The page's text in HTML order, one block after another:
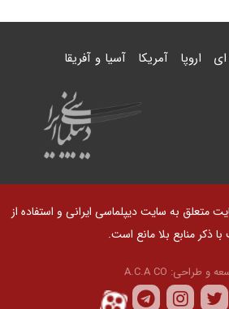
اروپا آمریکا آسیا و آفریقا
متعلق به سایت دیپلماسی ایرانی و استفاده از
ذکر منابع بلا مانع است.
و طراحی: A.C.A CO